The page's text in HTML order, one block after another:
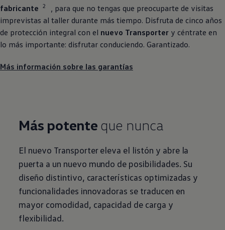
fabricante
2
, para que no tengas que preocuparte de visitas
imprevistas al taller durante más tiempo. Disfruta de cinco años
de protección integral con el nuevo Transporter y céntrate en
lo más importante: disfrutar conduciendo. Garantizado.
Más información sobre las garantías
Más potente que nunca
El nuevo Transportereleva el listón y abre la
puerta a un nuevo mundo de posibilidades. Su
diseño distintivo, características optimizadas y
funcionalidades innovadoras se traducen en
mayor comodidad, capacidad de carga y
flexibilidad.